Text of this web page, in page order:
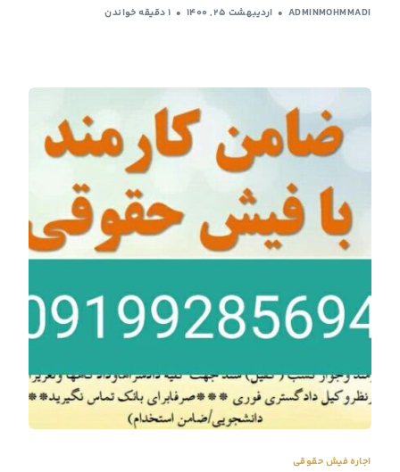
ADMINMOHMMADI اردیبهشت ۲۵, ۱۴۰۰ 1 دقیقه خواندن
اجاره فیش حقوقی